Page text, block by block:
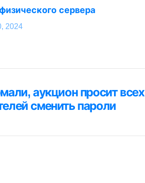
сервера
2024
аукцион просит всех
сменить пароли